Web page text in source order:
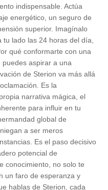
indispensable. Actúa
energético, un seguro de
superior. Imagínalo
tu lado las 24 horas del día,
qué conformarte con una
puedes aspirar a una
de Sterion va más allá
Es la
narrativa mágica, el
para influir en tu
global de
a ser meros
Es el paso decisivo
potencial de
conocimiento, no solo te
un faro de esperanza y
hablas de Sterion, cada